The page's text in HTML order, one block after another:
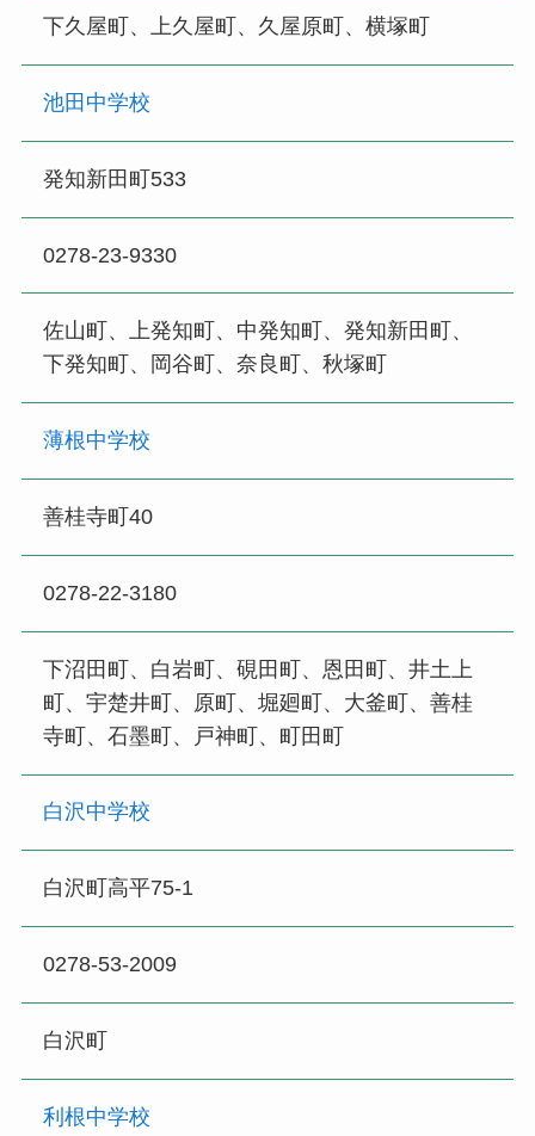
下久屋町、上久屋町、久屋原町、横塚町
池田中学校
発知新田町533
0278-23-9330
佐山町、上発知町、中発知町、発知新田町、
下発知町、岡谷町、奈良町、秋塚町
薄根中学校
善桂寺町40
0278-22-3180
下沼田町、白岩町、硯田町、恩田町、井土上
町、宇楚井町、原町、堀廻町、大釜町、善桂
寺町、石墨町、戸神町、町田町
白沢中学校
白沢町高平75-1
0278-53-2009
白沢町
利根中学校